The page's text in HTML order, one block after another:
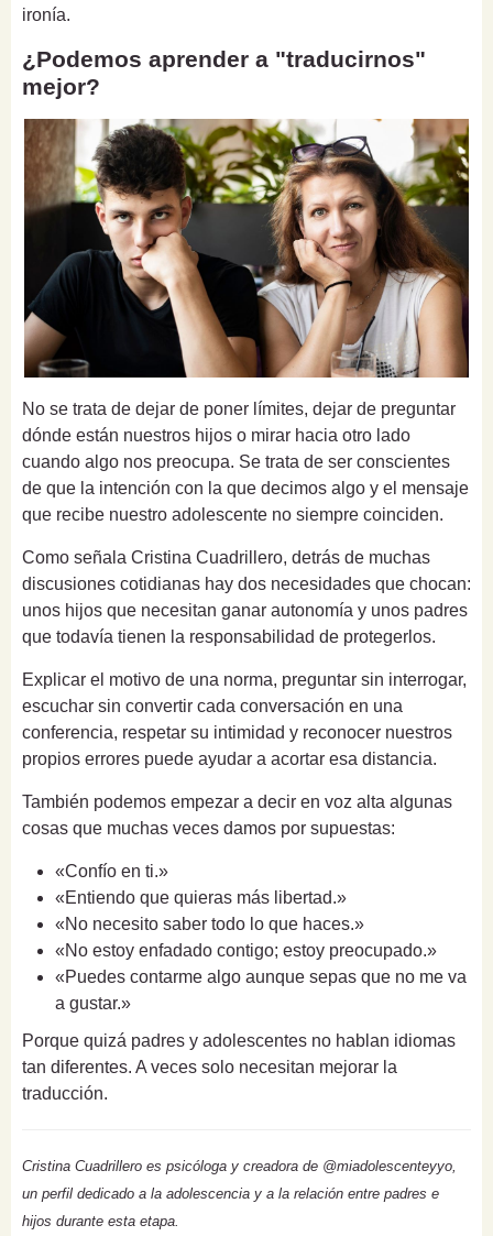
ironía.
¿Podemos aprender a "traducirnos"
mejor?
No se trata de dejar de poner límites, dejar de preguntar
dónde están nuestros hijos o mirar hacia otro lado
cuando algo nos preocupa. Se trata de ser conscientes
de que la intención con la que decimos algo y el mensaje
que recibe nuestro adolescente no siempre coinciden.
Como señala Cristina Cuadrillero, detrás de muchas
discusiones cotidianas hay dos necesidades que chocan:
unos hijos que necesitan ganar autonomía y unos padres
que todavía tienen la responsabilidad de protegerlos.
Explicar el motivo de una norma, preguntar sin interrogar,
escuchar sin convertir cada conversación en una
conferencia, respetar su intimidad y reconocer nuestros
propios errores puede ayudar a acortar esa distancia.
También podemos empezar a decir en voz alta algunas
cosas que muchas veces damos por supuestas:
«Confío en ti.»
«Entiendo que quieras más libertad.»
«No necesito saber todo lo que haces.»
«No estoy enfadado contigo; estoy preocupado.»
«Puedes contarme algo aunque sepas que no me va
a gustar.»
Porque quizá padres y adolescentes no hablan idiomas
tan diferentes. A veces solo necesitan mejorar la
traducción.
Cristina Cuadrillero es psicóloga y creadora de @miadolescenteyyo,
un perfil dedicado a la adolescencia y a la relación entre padres e
hijos durante esta etapa.